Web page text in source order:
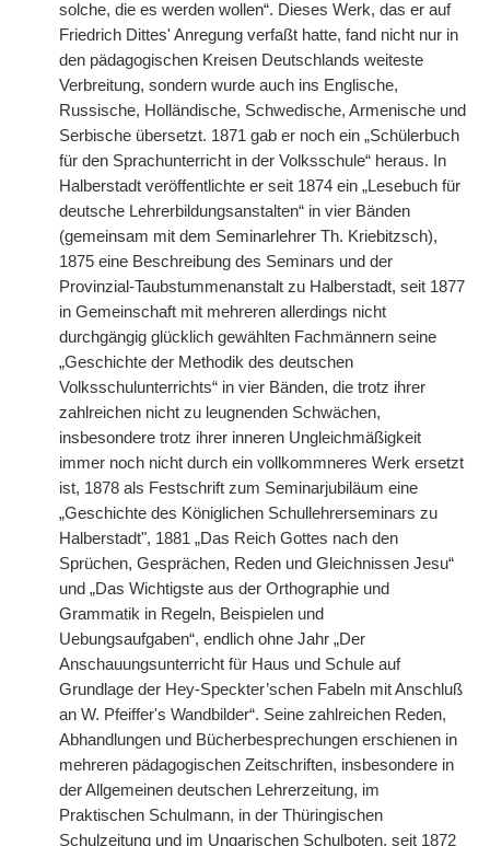
solche, die es werden wollen“. Dieses Werk, das er auf
Friedrich Dittes' Anregung verfaßt hatte, fand nicht nur in
den pädagogischen Kreisen Deutschlands weiteste
Verbreitung, sondern wurde auch ins Englische,
Russische, Holländische, Schwedische, Armenische und
Serbische übersetzt. 1871 gab er noch ein „Schülerbuch
für den Sprachunterricht in der Volksschule“ heraus. In
Halberstadt veröffentlichte er seit 1874 ein „Lesebuch für
deutsche Lehrerbildungsanstalten“ in vier Bänden
(gemeinsam mit dem Seminarlehrer Th. Kriebitzsch),
1875 eine Beschreibung des Seminars und der
Provinzial-Taubstummenanstalt zu Halberstadt, seit 1877
in Gemeinschaft mit mehreren allerdings nicht
durchgängig glücklich gewählten Fachmännern seine
„Geschichte der Methodik des deutschen
Volksschulunterrichts“ in vier Bänden, die trotz ihrer
zahlreichen nicht zu leugnenden Schwächen,
insbesondere trotz ihrer inneren Ungleichmäßigkeit
immer noch nicht durch ein vollkommneres Werk ersetzt
ist, 1878 als Festschrift zum Seminarjubiläum eine
„Geschichte des Königlichen Schullehrerseminars zu
Halberstadt", 1881 „Das Reich Gottes nach den
Sprüchen, Gesprächen, Reden und Gleichnissen Jesu“
und „Das Wichtigste aus der Orthographie und
Grammatik in Regeln, Beispielen und
Uebungsaufgaben“, endlich ohne Jahr „Der
Anschauungsunterricht für Haus und Schule auf
Grundlage der Hey-Speckter’schen Fabeln mit Anschluß
an W. Pfeiffer's Wandbilder“. Seine zahlreichen Reden,
Abhandlungen und Bücherbesprechungen erschienen in
mehreren pädagogischen Zeitschriften, insbesondere in
der Allgemeinen deutschen Lehrerzeitung, im
Praktischen Schulmann, in der Thüringischen
Schulzeitung und im Ungarischen Schulboten, seit 1872